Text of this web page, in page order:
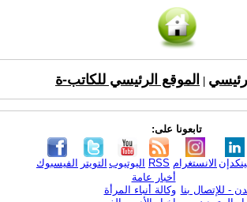
الموقع الرئيسي للكاتب-ة
تابعونا على:
الفيسبوك التويتر اليوتيوب RSS الانستغرام
- للإتصال بنا
أخبار عامة
وكالة أنباء المرأة